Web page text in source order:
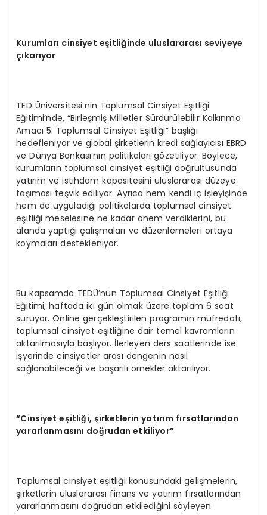
Kurumları cinsiyet eşitliğinde uluslararası seviyeye
çıkarıyor
TED Üniversitesi’nin Toplumsal Cinsiyet Eşitliği
Eğitimi’nde, “Birleşmiş Milletler Sürdürülebilir Kalkınma
Amacı 5: Toplumsal Cinsiyet Eşitliği” başlığı
hedefleniyor ve global şirketlerin kredi sağlayıcısı EBRD
ve Dünya Bankası’nın politikaları gözetiliyor. Böylece,
kurumların toplumsal cinsiyet eşitliği doğrultusunda
yatırım ve istihdam kapasitesini uluslararası düzeye
taşıması teşvik ediliyor. Ayrıca hem kendi iç işleyişinde
hem de uyguladığı politikalarda toplumsal cinsiyet
eşitliği meselesine ne kadar önem verdiklerini, bu
alanda yaptığı çalışmaları ve düzenlemeleri ortaya
koymaları destekleniyor.
Bu kapsamda TEDÜ’nün Toplumsal Cinsiyet Eşitliği
Eğitimi, haftada iki gün olmak üzere toplam 6 saat
sürüyor. Online gerçekleştirilen programın müfredatı,
toplumsal cinsiyet eşitliğine dair temel kavramların
aktarılmasıyla başlıyor. İlerleyen ders saatlerinde ise
işyerinde cinsiyetler arası dengenin nasıl
sağlanabileceği ve başarılı örnekler aktarılıyor.
“Cinsiyet eşitliği, şirketlerin yatırım fırsatlarından
yararlanmasını doğrudan etkiliyor”
Toplumsal cinsiyet eşitliği konusundaki gelişmelerin,
şirketlerin uluslararası finans ve yatırım fırsatlarından
yararlanmasını doğrudan etkilediğini söyleyen